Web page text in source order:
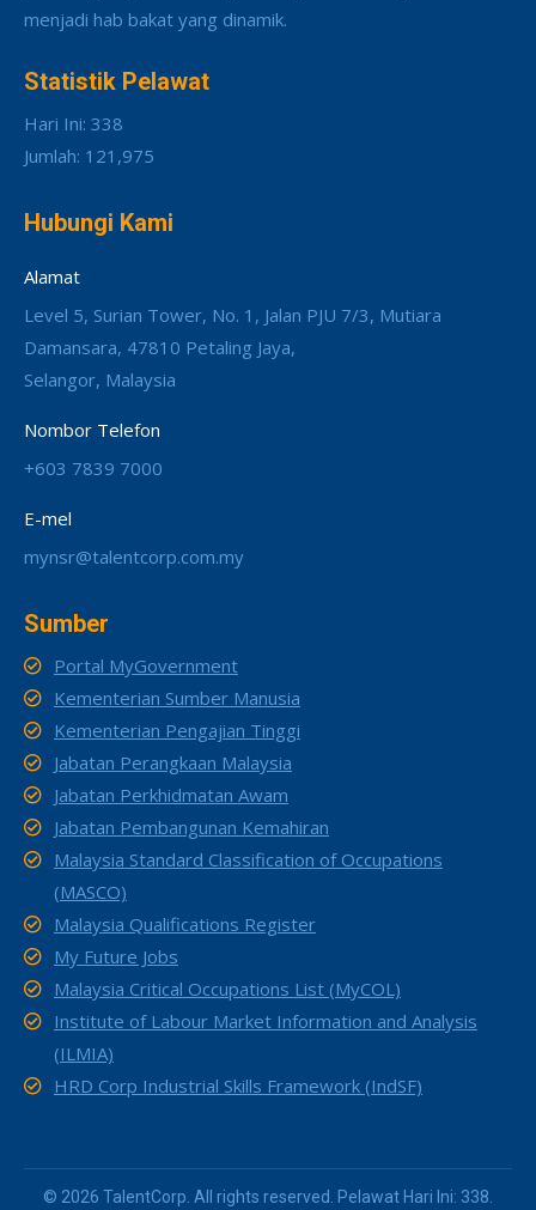
menjadi hab bakat yang dinamik.
Statistik Pelawat
Hari Ini: 338
Jumlah: 121,975
Hubungi Kami
Alamat
Level 5, Surian Tower, No. 1, Jalan PJU 7/3, Mutiara
Damansara, 47810 Petaling Jaya,
Selangor, Malaysia
Nombor Telefon
+603 7839 7000
E-mel
mynsr@talentcorp.com.my
Sumber
Portal MyGovernment
Kementerian Sumber Manusia
Kementerian Pengajian Tinggi
Jabatan Perangkaan Malaysia
Jabatan Perkhidmatan Awam
Jabatan Pembangunan Kemahiran
Malaysia Standard Classification of Occupations
(MASCO)
Malaysia Qualifications Register
My Future Jobs
Malaysia Critical Occupations List (MyCOL)
Institute of Labour Market Information and Analysis
(ILMIA)
HRD Corp Industrial Skills Framework (IndSF)
© 2026 TalentCorp. All rights reserved. Pelawat Hari Ini: 338.